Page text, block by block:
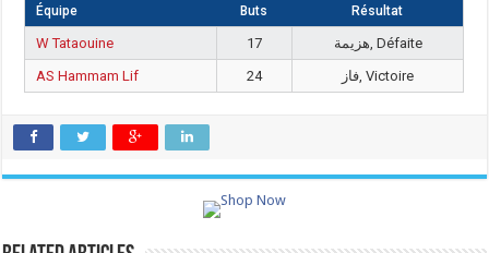
Équipe Buts Résultat
W Tataouine 17
هزيمة, Défaite
AS Hammam Lif
24 فاز, Victoire